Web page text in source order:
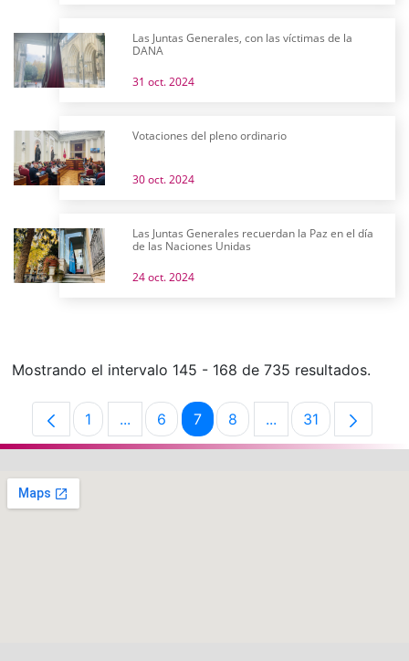
Las Juntas Generales, con las víctimas de la
DANA
31 oct. 2024
Votaciones del pleno ordinario
30 oct. 2024
Las Juntas Generales recuerdan la Paz en el día
de las Naciones Unidas
24 oct. 2024
Mostrando el intervalo 145 - 168 de 735 resultados.
Página
1 ...Páginas intermedias Use TAB para
Página
6 Página
7 Página
8 ...PáginasPágina
31